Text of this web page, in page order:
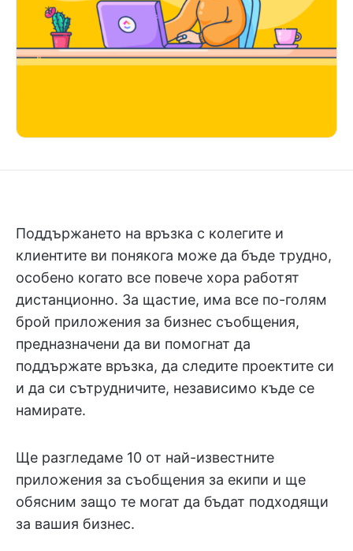
Поддържането на връзка с колегите и
клиентите ви понякога може да бъде трудно,
особено когато все повече хора работят
дистанционно. За щастие, има все по-голям
брой приложения за бизнес съобщения,
предназначени да ви помогнат да
поддържате връзка, да следите проектите си
и да си сътрудничите, независимо къде се
намирате.
Ще разгледаме 10 от най-известните
приложения за съобщения за екипи и ще
обясним защо те могат да бъдат подходящи
за вашия бизнес.